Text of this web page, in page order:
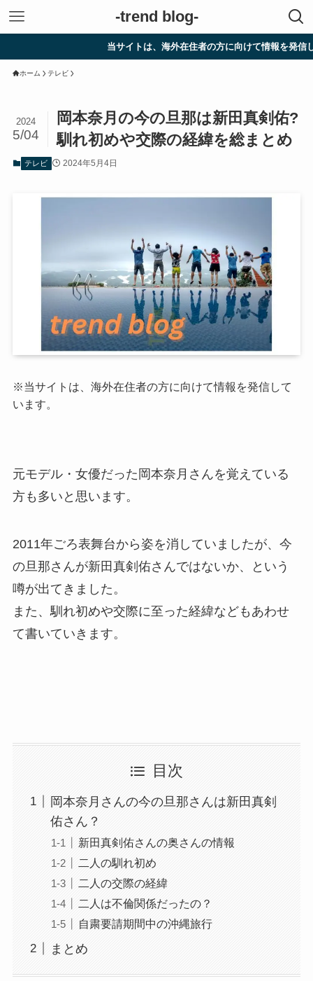
-trend blog-
当サイトは、海外在住者の方に向けて情報を発信しています
ホーム テレビ
岡本奈月の今の旦那は新田真剣佑?
馴れ初めや交際の経緯を総まとめ
2024
5/04
テレビ 2024年5月4日
※当サイトは、海外在住者の方に向けて情報を発信して
います。
元モデル・女優だった岡本奈月さんを覚えている
方も多いと思います。
2011年ごろ表舞台から姿を消していましたが、今
の旦那さんが新田真剣佑さんではないか、という
噂が出てきました。
また、馴れ初めや交際に至った経緯などもあわせ
て書いていきます。
目次
岡本奈月さんの今の旦那さんは新田真剣
佑さん？
新田真剣佑さんの奥さんの情報
二人の馴れ初め
二人の交際の経緯
二人は不倫関係だったの？
自粛要請期間中の沖縄旅行
まとめ